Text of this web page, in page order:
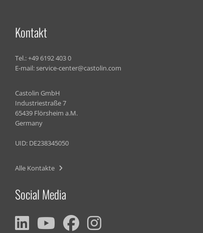
Kontakt
Tel.:+49 6192 403 0
E-mail:service-center@castolin.com
Castolin GmbH
Industriestraße 7
65439 Flörsheim a.M.
Germany
UID: DE238345050
Alle Kontakte
Social Media